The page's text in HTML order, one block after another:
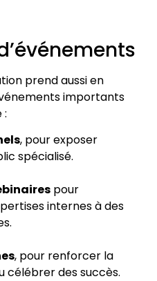
prend aussi en
importants
:
, pour exposer
spécialisé.
pour
internes à des
, pour renforcer la
célébrer des succès.